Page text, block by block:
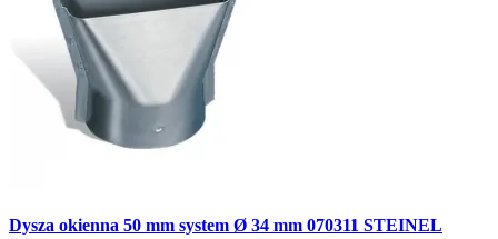
Dysza okienna 50 mm system Ø 34 mm 070311 STEINEL